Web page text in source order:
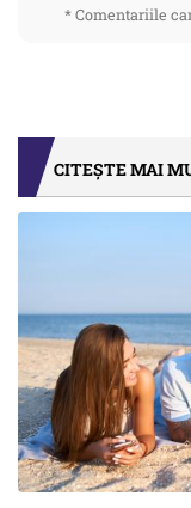
* Comentariile
CITEȘTE MAI